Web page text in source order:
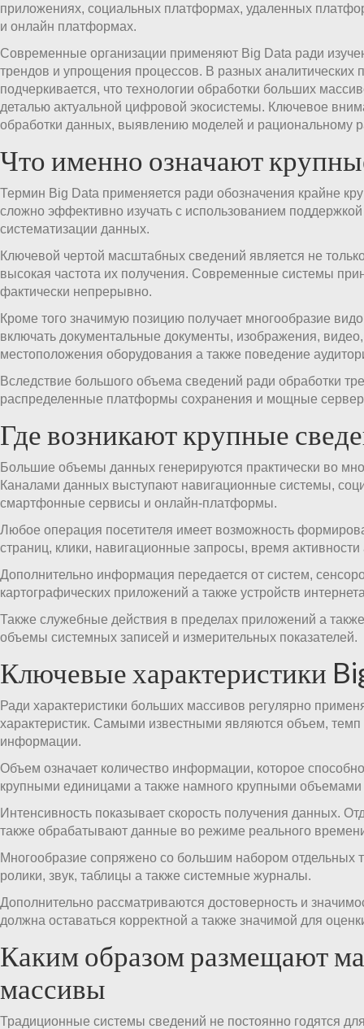
приложениях, социальных платформах, удаленных
и онлайн платформах.
Современные организации применяют Big Data ради
трендов и упрощения процессов. В разных аналитических
подчеркивается, что технологии обработки больших
деталью актуальной цифровой экосистемы. Ключевое
обработки данных, выявлению моделей и рациональному
Что именно означают
Термин Big Data применяется ради обозначения крайне
сложно эффективно изучать с использованием
систематизации данных.
Ключевой чертой масштабных сведений является не
высокая частота их получения. Современные системы
фактически непрерывно.
Кроме того значимую позицию получает многообразие
включать документальные документы, изображения,
местоположения оборудования а также поведение
Вследствие большого объема сведений ради обработки
распределенные платформы сохранения и мощные
Где возникают крупные
Большие объемы данных генерируются практически во
Каналами данных выступают навигационные системы,
смартфонные сервисы и онлайн-платформы.
Любое операция посетителя имеет возможность
страниц, клики, навигационные запросы, время активности
Дополнительно информация передается от систем,
картографических приложений а также устройств
Также служебные действия в пределах приложений а
объемы системных записей и измерительных показателей.
Ключевые характеристики
Ради характеристики больших массивов регулярно
характеристик. Самыми известными являются объем, темп
информации.
Объем означает количество информации, которое
крупными единицами а также намного крупными
Интенсивность показывает скорость получения данных.
также обрабатывают данные во режиме реального
Многообразие сопряжено со большим набором отдельных
ролики, звук, таблицы а также системные журналы.
Дополнительно рассматриваются достоверность и
должна оставаться корректной а также значимой для
Каким образом размещают
массивы
Традиционные системы сведений не постоянно годятся